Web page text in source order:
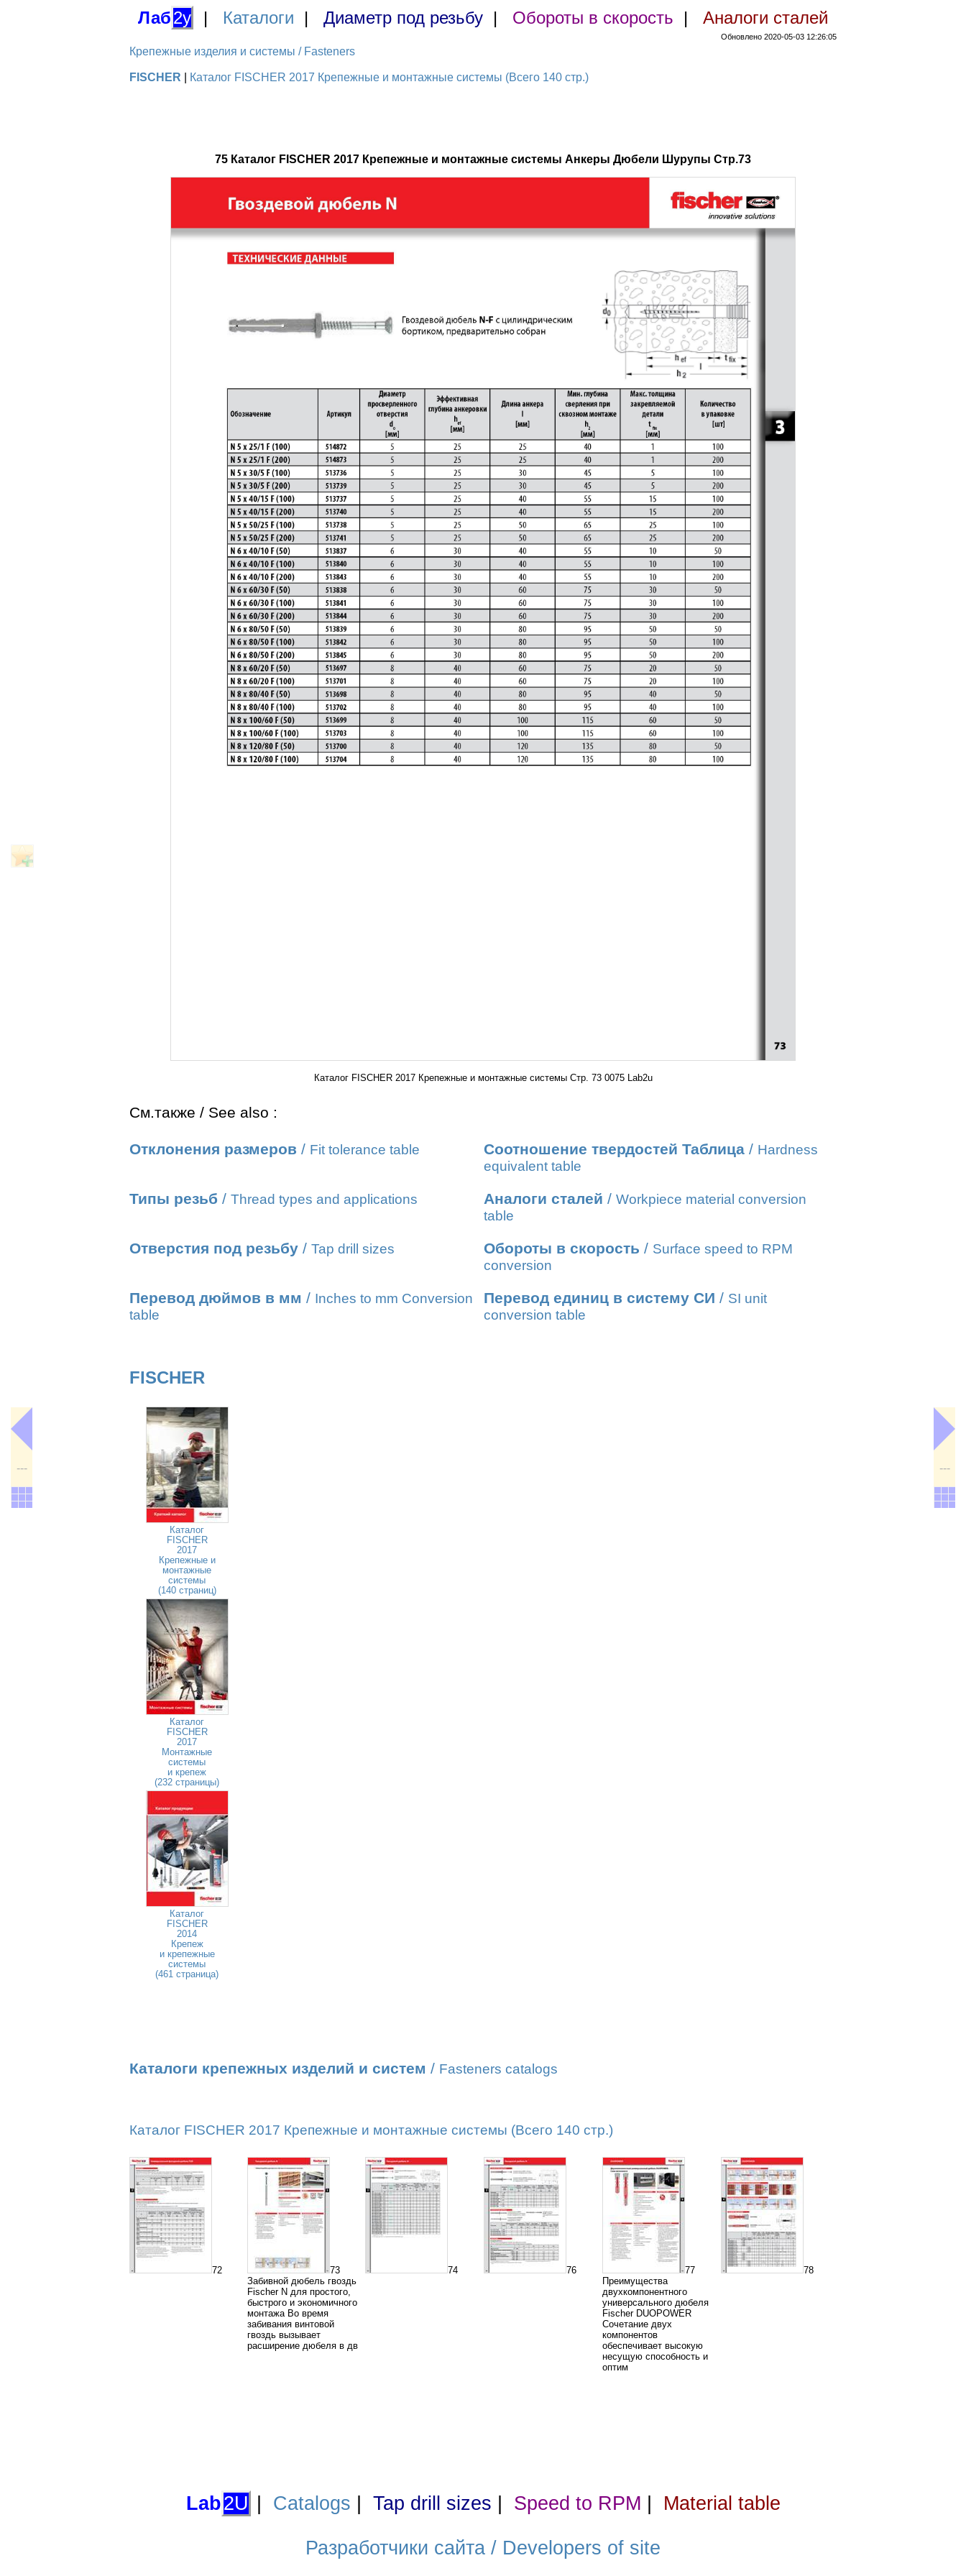
Лаб2у | Каталоги | Диаметр под резьбу | Обороты в скорость | Аналоги сталей
Обновлено 2020-05-03 12:26:05
Крепежные изделия и системы / Fasteners
FISCHER Каталог FISCHER 2017 Крепежные и монтажные системы (Всего 140 стр.)
75 Каталог FISCHER 2017 Крепежные и монтажные системы Анкеры Дюбели Шурупы Стр.73
Каталог FISCHER 2017 Крепежные и монтажные системы Стр. 73 0075 Lab2u
См.также / See also :
Отклонения размеров / Fit tolerance table Соотношение твердостей Таблица / Hardness
equivalent table
Типы резьб / Thread types and applications Аналоги сталей / Workpiece material conversion
table
Отверстия под резьбу / Tap drill sizes Обороты в скорость / Surface speed to RPM
conversion
Перевод дюймов в мм / Inches to mm Conversion
table
Перевод единиц в систему СИ / SI unit
conversion table
FISCHER
Каталог
FISCHER
2017
Крепежные и
монтажные
системы
(140 страниц)
Каталог
FISCHER
2017
Монтажные
системы
и крепеж
(232 страницы)
Каталог
FISCHER
2014
Крепеж
и крепежные
системы
(461 страница)
Каталоги крепежных изделий и систем / Fasteners catalogs
Каталог FISCHER 2017 Крепежные и монтажные системы (Всего 140 стр.)
72
73
Забивной дюбель гвоздь
Fischer N для простого,
быстрого и экономичного
монтажа Во время
забивания винтовой
гвоздь вызывает
расширение дюбеля в дв
74 76
77
Преимущества
двухкомпонентного
универсального дюбеля
Fischer DUOPOWER
Сочетание двух
компонентов
обеспечивает высокую
несущую способность и
оптим
78
--- ---
Lab2U Catalogs Tap drill sizes Speed to RPM Material table
Разработчики сайта / Developers of site